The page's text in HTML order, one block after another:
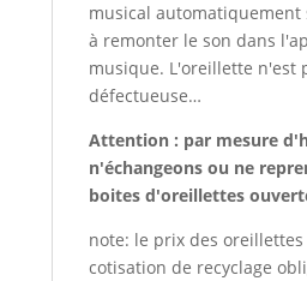
musical automatiquement
à remonter le son dans
musique. L'oreillette n'est
défectueuse…
Attention : par mesure
n'échangeons ou ne
boites d'oreillettes
note: le prix des
cotisation de recyclage